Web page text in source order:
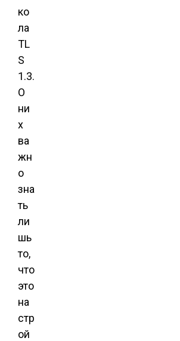
ко
ла
TL
S
1.3.
О
ни
х
ва
жн
о
зна
ть
ли
шь
то,
что
это
на
стр
ой